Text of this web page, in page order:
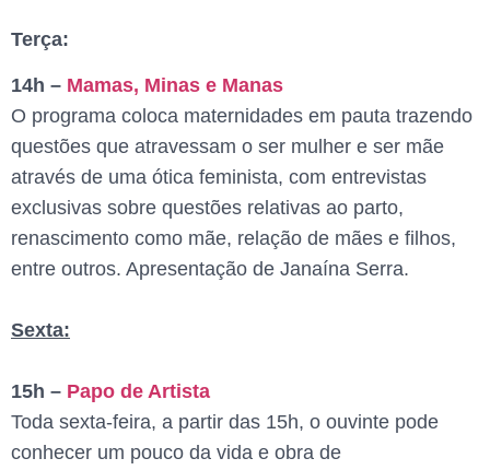
Terça:
14h – Mamas, Minas e Manas
O programa coloca maternidades em pauta trazendo
questões que atravessam o ser mulher e ser mãe
através de uma ótica feminista, com entrevistas
exclusivas sobre questões relativas ao parto,
renascimento como mãe, relação de mães e filhos,
entre outros. Apresentação de Janaína Serra.
Sexta:
15h – Papo de Artista
Toda sexta-feira, a partir das 15h, o ouvinte pode
conhecer um pouco da vida e obra de